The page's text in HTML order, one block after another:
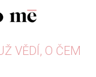
VĚDÍ, O ČEM